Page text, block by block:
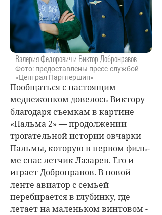
Валерия Федорович и Виктор Добронравов
Фото: предоставлены пресс-службой
«Централ Партнершип»
Пообщаться с настоящим
медвежонком довелось Виктору
благодаря съемкам в картине
«Пальма 2» — продолжении
трогатель­ной ис­тории овчарки
Пальмы, которую в первом филь­
ме спас летчик Лазарев. Его и
играет Добронравов. В новой
ленте авиатор с семьей
перебирается в глубинку, где
летает на маленьком винтовом ­